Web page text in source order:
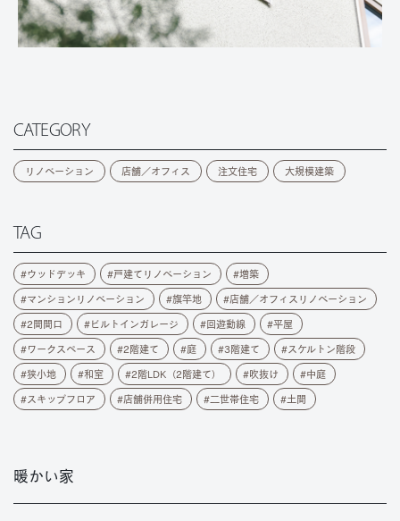
CATEGORY
リノベーション 店舗／オフィス 注文住宅 大規模建築
TAG
ウッドデッキ 戸建てリノベーション 増築
マンションリノベーション 旗竿地 店舗／オフィスリノベーション
2間間口 ビルトインガレージ 回遊動線 平屋
ワークスペース 2階建て 庭 3階建て スケルトン階段
狭小地 和室 2階LDK（2階建て） 吹抜け 中庭
スキップフロア 店舗併用住宅 二世帯住宅 土間
暖かい家